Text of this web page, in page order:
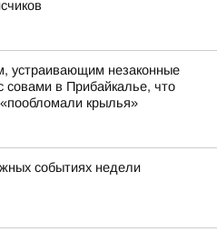
устраивающим незаконные
совами в Прибайкалье, что
крылья»
событиях недели